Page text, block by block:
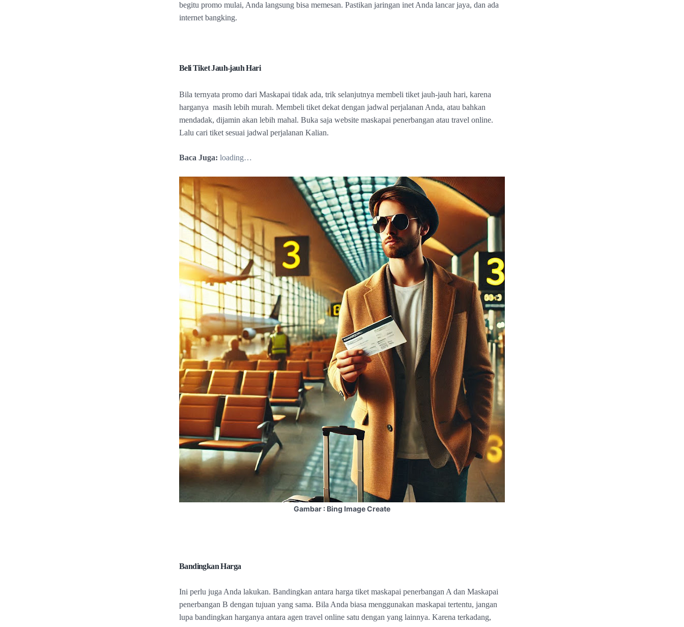
begitu promo mulai, Anda langsung bisa memesan. Pastikan jaringan inet Anda lancar jaya, dan ada
internet bangking.
Beli Tiket Jauh-jauh Hari
Bila ternyata promo dari Maskapai tidak ada, trik selanjutnya membeli tiket jauh-jauh hari, karena
harganya masih lebih murah. Membeli tiket dekat dengan jadwal perjalanan Anda, atau bahkan
mendadak, dijamin akan lebih mahal. Buka saja website maskapai penerbangan atau travel online.
Lalu cari tiket sesuai jadwal perjalanan Kalian.
Baca Juga: loading
Gambar : Bing Image Create
Bandingkan Harga
Ini perlu juga Anda lakukan. Bandingkan antara harga tiket maskapai penerbangan A dan Maskapai
penerbangan B dengan tujuan yang sama. Bila Anda biasa menggunakan maskapai tertentu, jangan
lupa bandingkan harganya antara agen travel online satu dengan yang lainnya. Karena terkadang,